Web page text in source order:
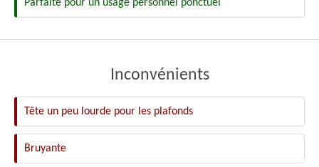
Parfaite pour un usage personnel ponctuel
Inconvénients
Tête un peu lourde pour les plafonds
Bruyante